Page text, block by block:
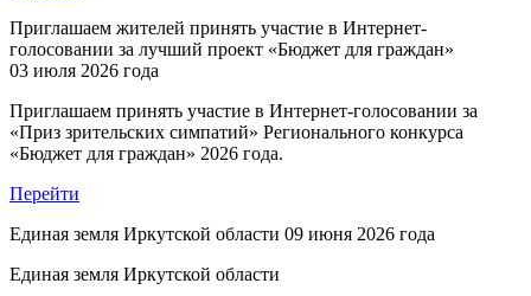
Приглашаем жителей принять участие в Интернет-
голосовании за лучший проект «Бюджет для граждан»
03 июля 2026 года
Приглашаем принять участие в Интернет-голосовании за
«Приз зрительских симпатий» Регионального конкурса
«Бюджет для граждан» 2026 года.
Перейти
Единая земля Иркутской области 09 июня 2026 года
Единая земля Иркутской области